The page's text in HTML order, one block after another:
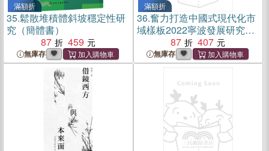
滿額折
35.鬆散堆積體斜坡穩定性研
究（簡體書）
87
459
無庫存
滿額折
36.奮力打造中國式現代化市
域樣板2022寧波發展研究報
告（簡體書）
87 407
無庫存